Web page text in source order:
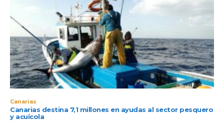
Canarias
Canarias destina 7,1 millones en ayudas al sector pesquero
y acuícola